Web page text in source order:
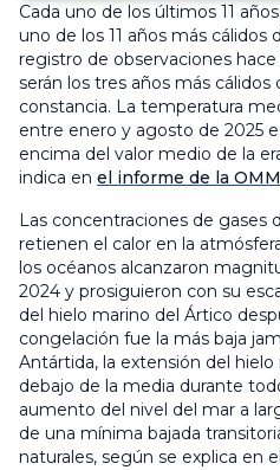
Cada uno de los últimos 11
uno de los 11 años más cálidos
registro de observaciones
serán los tres años más cálidos
constancia. La temperatura
entre enero y agosto de 2025
encima del valor medio de la
indica en el informe de la OMM
Las concentraciones de gases
retienen el calor en la
los océanos alcanzaron
2024 y prosiguieron con su
del hielo marino del Ártico
congelación fue la más baja
Antártida, la extensión del
debajo de la media durante
aumento del nivel del mar a
de una mínima bajada
naturales, según se explica en